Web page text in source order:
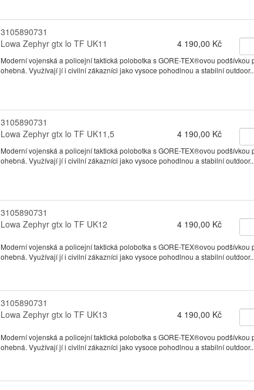
3105890731
Lowa Zephyr gtx lo TF UK11
4 190,00 Kč
Moderní vojenská a policejní taktická polobotka s GORE-TEX®ovou
ohebná. Využívají jí i civilní zákazníci jako vysoce pohodlnou a stabilní outdoor...
3105890731
Lowa Zephyr gtx lo TF UK11,5
4 190,00 Kč
Moderní vojenská a policejní taktická polobotka s GORE-TEX®ovou
ohebná. Využívají jí i civilní zákazníci jako vysoce pohodlnou a stabilní outdoor...
3105890731
Lowa Zephyr gtx lo TF UK12
4 190,00 Kč
Moderní vojenská a policejní taktická polobotka s GORE-TEX®ovou
ohebná. Využívají jí i civilní zákazníci jako vysoce pohodlnou a stabilní outdoor...
3105890731
Lowa Zephyr gtx lo TF UK13
4 190,00 Kč
Moderní vojenská a policejní taktická polobotka s GORE-TEX®ovou
ohebná. Využívají jí i civilní zákazníci jako vysoce pohodlnou a stabilní outdoor...